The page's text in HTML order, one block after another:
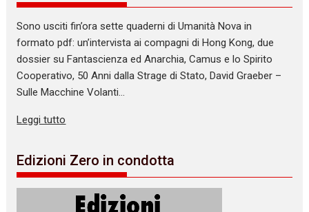
Sono usciti fin’ora sette quaderni di Umanità Nova in
formato pdf: un’intervista ai compagni di Hong Kong, due
dossier su Fantascienza ed Anarchia, Camus e lo Spirito
Cooperativo, 50 Anni dalla Strage di Stato, David Graeber –
Sulle Macchine Volanti…
Leggi tutto
Edizioni Zero in condotta